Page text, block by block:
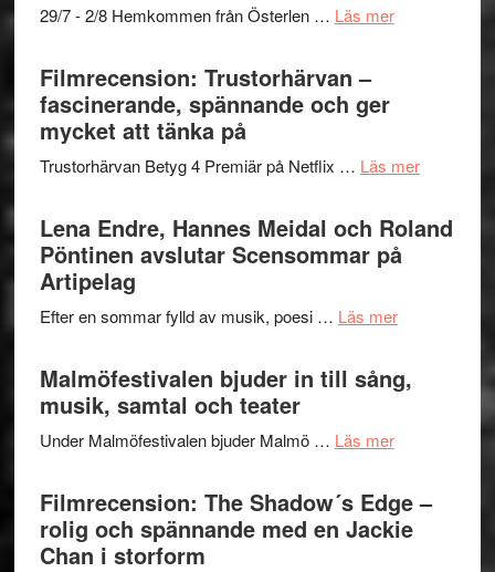
en
hjärtevarm
29/7 - 2/8 Hemkommen från Österlen … Läs merom
–
Delvis
bortom
terräng
Filmrecension: Trustorhärvan –
fascinerande, spännande och ger
mycket att tänka på
Trustorhärvan Betyg 4 Premiär på Netflix … Läs merom
–
Lena Endre, Hannes Meidal och Roland
Pöntinen avslutar Scensommar på
Artipelag
Efter en sommar fylld av musik, poesi … Läs merom
Hannes
Pöntinen
avslutar
Malmöfestivalen bjuder in till sång,
musik, samtal och teater
Under Malmöfestivalen bjuder Malmö … Läs merom
in
till
Filmrecension: The Shadow´s Edge –
rolig och spännande med en Jackie
Chan i storform